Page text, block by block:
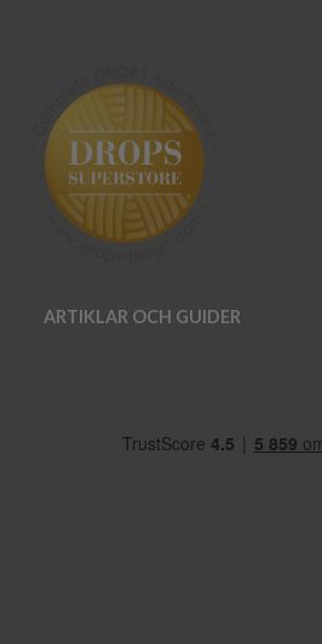
ARTIKLAR OCH GUIDER